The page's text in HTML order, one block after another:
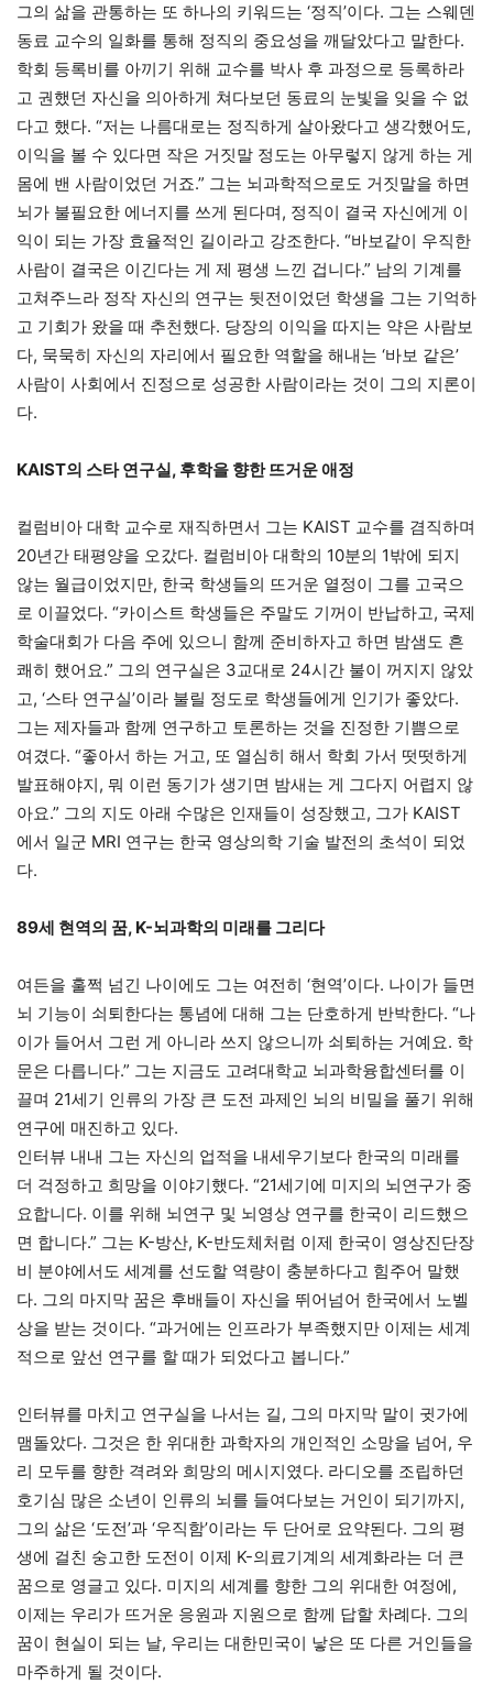
그의 삶을 관통하는 또 하나의 키워드는 ‘정직’이다. 그는 스웨덴
동료 교수의 일화를 통해 정직의 중요성을 깨달았다고 말한다.
학회 등록비를 아끼기 위해 교수를 박사 후 과정으로 등록하라
고 권했던 자신을 의아하게 쳐다보던 동료의 눈빛을 잊을 수 없
다고 했다. “저는 나름대로는 정직하게 살아왔다고 생각했어도,
이익을 볼 수 있다면 작은 거짓말 정도는 아무렇지 않게 하는 게
몸에 밴 사람이었던 거죠.” 그는 뇌과학적으로도 거짓말을 하면
뇌가 불필요한 에너지를 쓰게 된다며, 정직이 결국 자신에게 이
익이 되는 가장 효율적인 길이라고 강조한다. “바보같이 우직한
사람이 결국은 이긴다는 게 제 평생 느낀 겁니다.” 남의 기계를
고쳐주느라 정작 자신의 연구는 뒷전이었던 학생을 그는 기억하
고 기회가 왔을 때 추천했다. 당장의 이익을 따지는 약은 사람보
다, 묵묵히 자신의 자리에서 필요한 역할을 해내는 ‘바보 같은’
사람이 사회에서 진정으로 성공한 사람이라는 것이 그의 지론이
다.
KAIST의 스타 연구실, 후학을 향한 뜨거운 애정
컬럼비아 대학 교수로 재직하면서 그는 KAIST 교수를 겸직하며
20년간 태평양을 오갔다. 컬럼비아 대학의 10분의 1밖에 되지
않는 월급이었지만, 한국 학생들의 뜨거운 열정이 그를 고국으
로 이끌었다. “카이스트 학생들은 주말도 기꺼이 반납하고, 국제
학술대회가 다음 주에 있으니 함께 준비하자고 하면 밤샘도 흔
쾌히 했어요.” 그의 연구실은 3교대로 24시간 불이 꺼지지 않았
고, ‘스타 연구실’이라 불릴 정도로 학생들에게 인기가 좋았다.
그는 제자들과 함께 연구하고 토론하는 것을 진정한 기쁨으로
여겼다. “좋아서 하는 거고, 또 열심히 해서 학회 가서 떳떳하게
발표해야지, 뭐 이런 동기가 생기면 밤새는 게 그다지 어렵지 않
아요.” 그의 지도 아래 수많은 인재들이 성장했고, 그가 KAIST
에서 일군 MRI 연구는 한국 영상의학 기술 발전의 초석이 되었
다.
89세 현역의 꿈, K-뇌과학의 미래를 그리다
여든을 훌쩍 넘긴 나이에도 그는 여전히 ‘현역’이다. 나이가 들면
뇌 기능이 쇠퇴한다는 통념에 대해 그는 단호하게 반박한다. “나
이가 들어서 그런 게 아니라 쓰지 않으니까 쇠퇴하는 거예요. 학
문은 다릅니다.” 그는 지금도 고려대학교 뇌과학융합센터를 이
끌며 21세기 인류의 가장 큰 도전 과제인 뇌의 비밀을 풀기 위해
연구에 매진하고 있다.
인터뷰 내내 그는 자신의 업적을 내세우기보다 한국의 미래를
더 걱정하고 희망을 이야기했다. “21세기에 미지의 뇌연구가 중
요합니다. 이를 위해 뇌연구 및 뇌영상 연구를 한국이 리드했으
면 합니다.” 그는 K-방산, K-반도체처럼 이제 한국이 영상진단장
비 분야에서도 세계를 선도할 역량이 충분하다고 힘주어 말했
다. 그의 마지막 꿈은 후배들이 자신을 뛰어넘어 한국에서 노벨
상을 받는 것이다. “과거에는 인프라가 부족했지만 이제는 세계
적으로 앞선 연구를 할 때가 되었다고 봅니다.”
인터뷰를 마치고 연구실을 나서는 길, 그의 마지막 말이 귓가에
맴돌았다. 그것은 한 위대한 과학자의 개인적인 소망을 넘어, 우
리 모두를 향한 격려와 희망의 메시지였다. 라디오를 조립하던
호기심 많은 소년이 인류의 뇌를 들여다보는 거인이 되기까지,
그의 삶은 ‘도전’과 ‘우직함’이라는 두 단어로 요약된다. 그의 평
생에 걸친 숭고한 도전이 이제 K-의료기계의 세계화라는 더 큰
꿈으로 영글고 있다. 미지의 세계를 향한 그의 위대한 여정에,
이제는 우리가 뜨거운 응원과 지원으로 함께 답할 차례다. 그의
꿈이 현실이 되는 날, 우리는 대한민국이 낳은 또 다른 거인들을
마주하게 될 것이다.